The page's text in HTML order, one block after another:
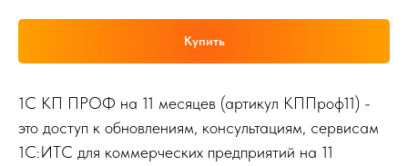
Купить
1С КП ПРОФ на 11 месяцев (артикул КППроф11) -
это доступ к обновлениям, консультациям, сервисам
1С:ИТС для коммерческих предприятий на 11